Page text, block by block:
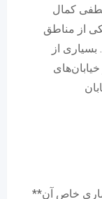
کمال
از مناطق
از
خاص آن**